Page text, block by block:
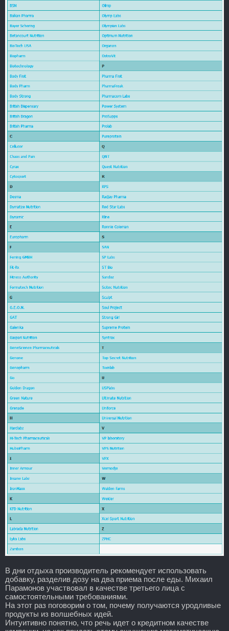
В дни отдыха производитель рекомендует использовать
добавку, разделив дозу на два приема после еды. Михаил
Парамонов участвовал в качестве третьего лица с
самостоятельными требованиями.
На этот раз поговорим о том, почему получаются уродливые
продукты из волшебных идей.
Интуитивно понятно, что речь идет о кредитном качестве